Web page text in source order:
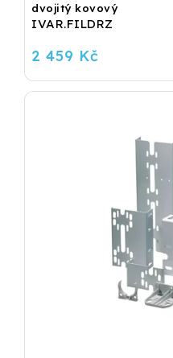
dvojitý kovový
IVAR.FILDRZ
2 459 Kč